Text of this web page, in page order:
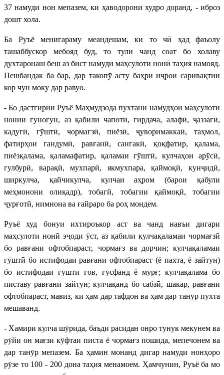
37 намуди нон мепазем, ки ҳаводорони худро доранд, - иброз
дошт хола.
Ба Руъё менигараму меандешам, ки то чӣ ҳад фаъолу
ташаббускор мебояд буд, то тули чанд соат бо холаву
духтаронаш беш аз бист намуди маҳсулоти нонӣ таҳия намояд.
Пешбандак ба бар, дар такопӯ асту баҳри иҷрои саривақтии
кор чун моку дар равуо.
- Бо дастгирии Руъё Маҳмудзода пухтани намудҳои маҳсулоти
нонии гуногун, аз қабили чапотӣ, гирдача, алафӣ, ҷаззагӣ,
кадугӣ, гӯштӣ, чормағзӣ, пиёзӣ, ҷуворимаккаӣ, таҳмол,
фатирҳои гандумӣ, равғанӣ, сангакӣ, қоқфатир, қалама,
пиёзқалама, қаламафатир, қаламаи гӯштӣ, кулчаҳои арӯсӣ,
гулбурӣ, варақӣ, мухпарӣ, якмухпара, қаймоқӣ, кунҷидӣ,
ширкулча, қайчикулча, кулчаи аҳром (барои қабули
меҳмонони олиқадр), тобагӣ, тобагии қаймоқӣ, тобагии
ҷурғотӣ, нимнона ва ғайраро ба роҳ мондем.
Руъё худ бонуи ихтироъкор аст ва чанд навъи дигари
маҳсулоти нонӣ эҷоди ӯст, аз қабили кулчақаламаи чормағзӣ
бо равғани офтобпараст, чормағз ва дорчин; кулчақаламаи
гӯштӣ бо истифодаи равғани офтобпараст (ё пахта, ё зайтун)
бо истифодаи гӯшти гов, гӯсфанд ё мурғ; кулчақалама бо
пиставу равғани зайтун; кулчақанд бо сабзӣ, шакар, равғани
офтобпараст, мавиз, ки ҳам дар тафдон ва ҳам дар танӯр пухта
мешаванд.
- Хамири кулча шӯрида, баъди расидан онро тунук мекунем ва
рӯйи он мағзи кӯфтаи писта ё чормағз пошида, мепечонем ва
дар танӯр мепазем. Ба ҳамин монанд дигар намуди нонҳоро
рӯзе то 100 - 200 дона таҳия менамоем. Ҳамчунин, Руъё ба мо